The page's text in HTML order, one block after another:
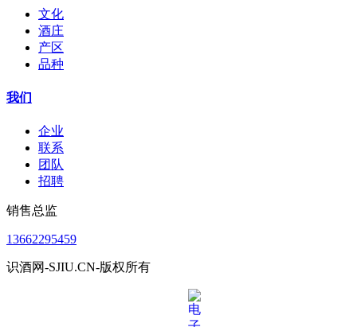
文化
酒庄
产区
品种
我们
企业
联系
团队
招聘
销售总监
13662295459
识酒网-SJIU.CN-版权所有